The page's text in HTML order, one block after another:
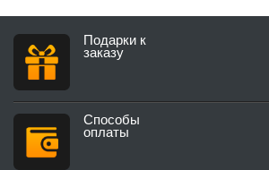
Подарки к
заказу
Способы
оплаты